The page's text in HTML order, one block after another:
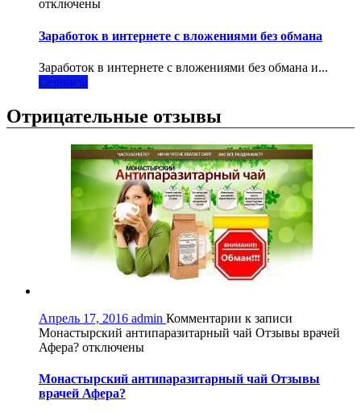
отключены
Заработок в интернете с вложениями без обмана
Заработок в интернете с вложениями без обмана и...
Сервисы
Отрицательные отзывы
Апрель 17, 2016 admin Комментарии к записи
Монастырский антипаразитарный чай Отзывы врачей
Афера? отключены
Монастырский антипаразитарный чай Отзывы
врачей Афера?